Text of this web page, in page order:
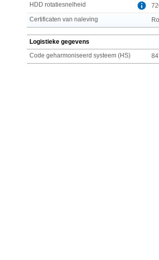
HDD rotatiesnelheid
Certificaten van naleving
Logistieke gegevens
Code geharmoniseerd systeem (HS)